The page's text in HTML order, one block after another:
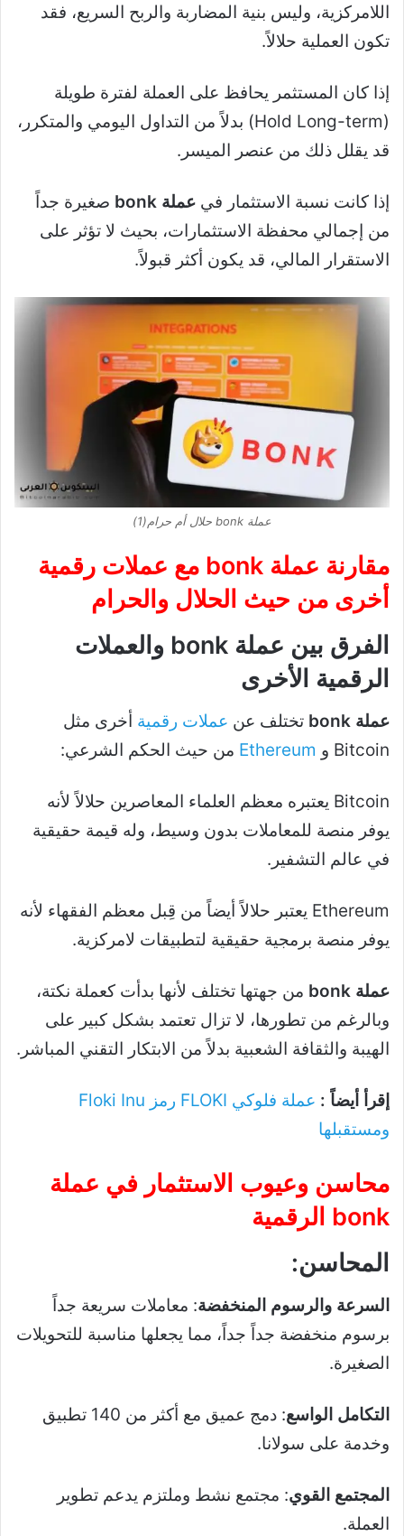
اللامركزية، وليس بنية المضاربة والربح السريع، فقد
تكون العملية حلالاً.
إذا كان المستثمر يحافظ على العملة لفترة طويلة
(Hold Long-term) بدلاً من التداول اليومي والمتكرر،
قد يقلل ذلك من عنصر الميسر.
إذا كانت نسبة الاستثمار في عملة bonk
صغيرة جداً
من إجمالي محفظة الاستثمارات، بحيث لا تؤثر على
الاستقرار المالي، قد يكون أكثر قبولاً.
عملة bonk حلال أم حرام(1)
مقارنة عملة bonk
مع عملات رقمية
أخرى من حيث الحلال والحرام
الفرق بين عملة bonk
والعملات
الرقمية الأخرى
عملة bonk تختلف عن عملات رقمية أخرى مثل
Bitcoin و
Ethereum من حيث الحكم الشرعي:
Bitcoin يعتبره معظم العلماء المعاصرين حلالاً لأنه
يوفر منصة للمعاملات بدون وسيط، وله قيمة حقيقية
في عالم التشفير.
Ethereum يعتبر حلالاً أيضاً من قِبل معظم الفقهاء لأنه
يوفر منصة برمجية حقيقية لتطبيقات لامركزية.
عملة bonk
من جهتها تختلف لأنها بدأت كعملة نكتة،
وبالرغم من تطورها، لا تزال تعتمد بشكل كبير على
الهيبة والثقافة الشعبية بدلاً من الابتكار التقني المباشر.
إقرأ أيضاً :
عملة فلوكي FLOKI رمز Floki Inu
ومستقبلها
محاسن وعيوب الاستثمار في عملة
bonk الرقمية
المحاسن:
السرعة والرسوم المنخفضة: معاملات سريعة جداً
برسوم منخفضة جداً جداً، مما يجعلها مناسبة للتحويلات
الصغيرة.
التكامل الواسع
: دمج عميق مع أكثر من 140 تطبيق
وخدمة على سولانا.
المجتمع القوي: مجتمع نشط وملتزم يدعم تطوير
العملة.